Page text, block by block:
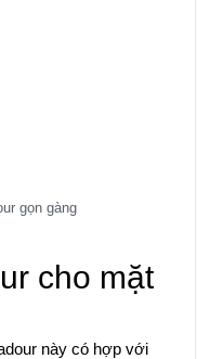
gọn gàng
cho mặt
này có hợp với